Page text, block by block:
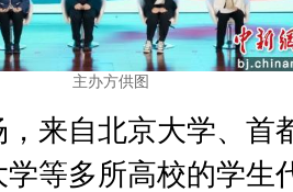
主办方供图
自北京大学、首
等多所高校的学生